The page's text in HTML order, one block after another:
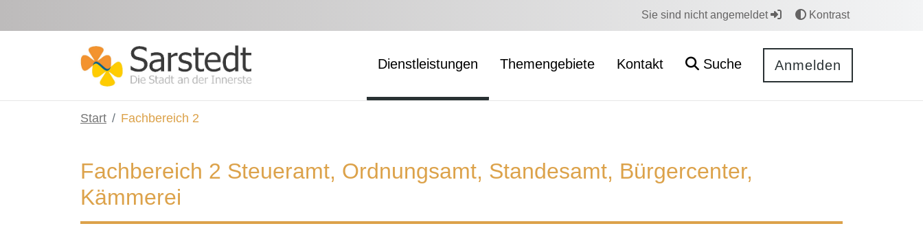
Sie sind nicht angemeldet Kontrast
Dienstleistungen Themengebiete Kontakt Suche Anmelden
Start Fachbereich 2
Fachbereich 2 Steueramt, Ordnungsamt, Standesamt, Bürgercenter,
Kämmerei